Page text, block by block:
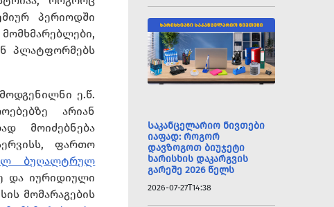
პერიოდში
პლატფორმებს
ე.წ.
არიან
მოიძებნება
ფართო
ბუღალტრულ
და იურიდიული
მომარაგების
Საკანცელარიო ნივთები
იაფად: როგორ
დავზოგოთ ბიუჯეტი
ხარისხის დაკარგვის
გარეშე 2026 წელს
2026-07-27T14:38